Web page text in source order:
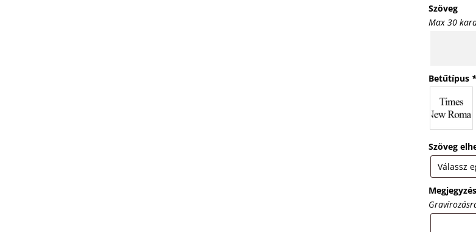
Szöveg
Max 30
Betűtípus *
Szöveg
Megjegyzés